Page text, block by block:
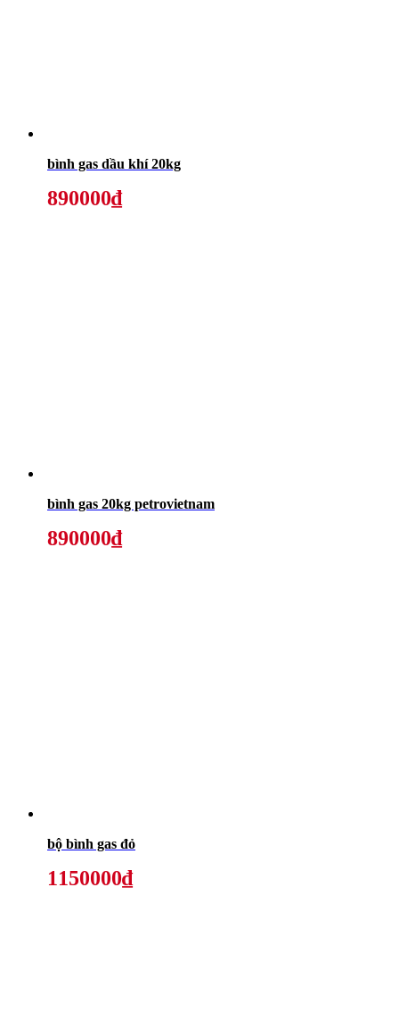
bình gas dầu khí 20kg
890000₫
bình gas 20kg petrovietnam
890000₫
bộ bình gas đỏ
1150000₫